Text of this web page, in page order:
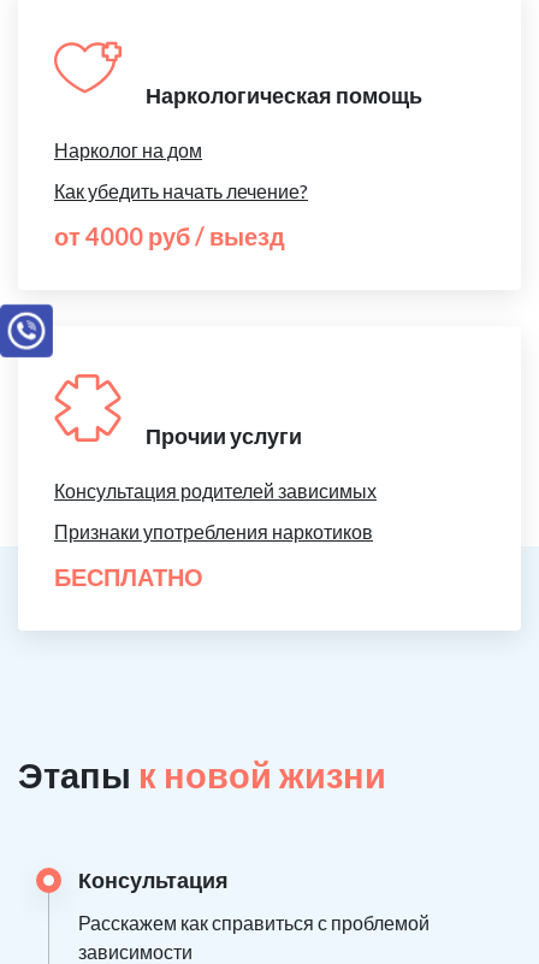
Наркологическая помощь
Нарколог на дом
Как убедить начать лечение?
от 4000 руб / выезд
Прочии услуги
Консультация родителей зависимых
Признаки употребления наркотиков
БЕСПЛАТНО
Этапы к новой жизни
Консультация
Расскажем как справиться с проблемой
зависимости